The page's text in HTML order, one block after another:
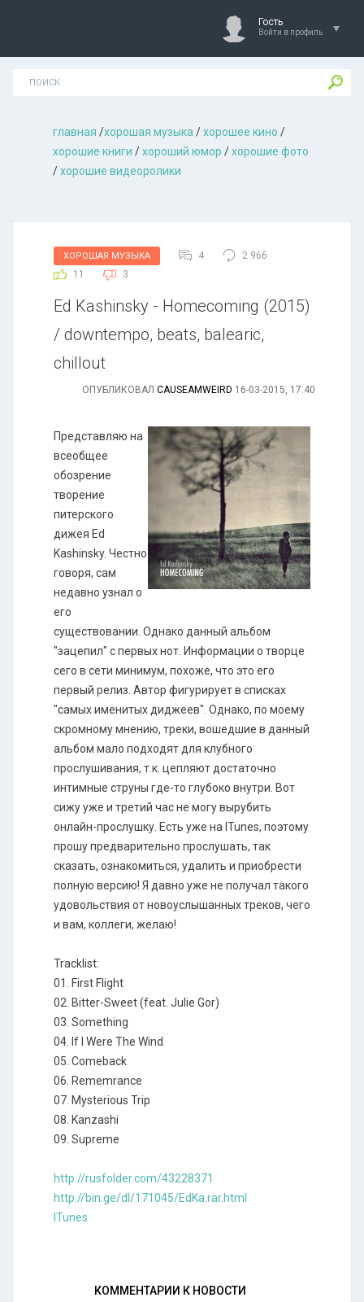
Гость
Войти в профиль
главная /хорошая музыкa /хорошее кино /
хорошие книги /хороший юмор /хорошие фото
/хорошие видеоролики
ХОРОШАЯ МУЗЫКА 4
2 966
11
3
Ed Kashinsky - Homecoming (2015)
/ downtempo, beats, balearic,
chillout
ОПУБЛИКОВАЛ CAUSEAMWEIRD 16-03-2015, 17:40
Представляю на
всеобщее
обозрение
творение
питерского
дижея Ed
Kashinsky. Честно
говоря, сам
недавно узнал о
его
существовании. Однако данный альбом
"зацепил" с первых нот. Информации о творце
сего в сети минимум, похоже, что это его
первый релиз. Автор фигурирует в списках
"самых именитых диджеев". Однако, по моему
скромному мнению, треки, вошедшие в данный
альбом мало подходят для клубного
прослушивания, т.к. цепляют достаточно
интимные струны где-то глубоко внутри. Вот
сижу уже и третий час не могу вырубить
онлайн-прослушку. Есть уже на ITunes, поэтому
прошу предварительно прослушать, так
сказать, ознакомиться, удалить и приобрести
полную версию! Я давно уже не получал такого
удовольствия от новоуслышанных треков, чего
и вам, коллеги, желаю!
Tracklist:
01. First Flight
02. Bitter-Sweet (feat. Julie Gor)
03. Something
04. If I Were The Wind
05. Comeback
06. Rememrance
07. Mysterious Trip
08. Kanzashi
09. Supreme
http://rusfolder.com/43228371
http://bin.ge/dl/171045/EdKa.rar.html
ITunes
КОММЕНТАРИИ К НОВОСТИ